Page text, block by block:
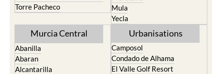
Torre Pacheco
Mula
Yecla
Murcia Central
Abanilla
Abaran
Alcantarilla
Urbanisations
Camposol
Condado de Alhama
El Valle Golf Resort